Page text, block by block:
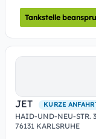
Tankstelle
JET KURZE
HAID-UND-NEU-STR.
76131 KARLSRUHE